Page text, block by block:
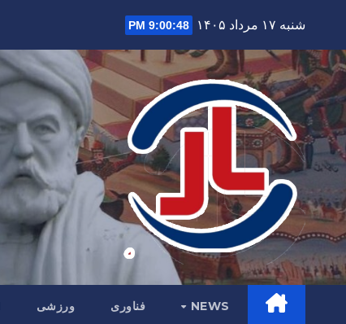
content
شنبه ۱۷ مرداد ۱۴۰۵ 9:00:50 PM
NEWS فناوری ورزشی